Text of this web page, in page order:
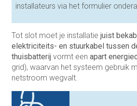
installateurs via het formulier
Tot slot moet je installatie juist
elektriciteits- en stuurkabel tussen
thuisbatterij vormt een apart
grid), waarvan het systeem gebruik
netstroom wegvalt.